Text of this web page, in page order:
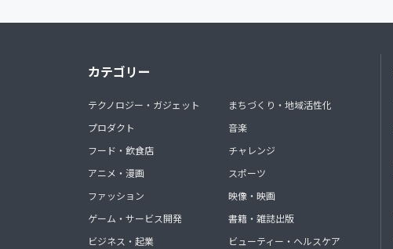
カテゴリー
テクノロジー・ガジェット
プロダクト
フード・飲食店
アニメ・漫画
ファッション
ゲーム・サービス開発
ビジネス・起業
まちづくり・地域活性化
音楽
チャレンジ
スポーツ
映像・映画
書籍・雑誌出版
ビューティー・ヘルスケア